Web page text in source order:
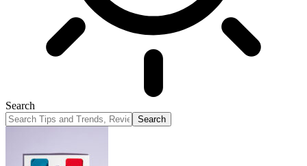
Search